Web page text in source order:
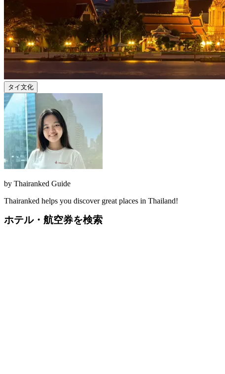
タイ文化
by Thairanked Guide
Thairanked helps you discover great places in Thailand!
ホテル・航空券を検索